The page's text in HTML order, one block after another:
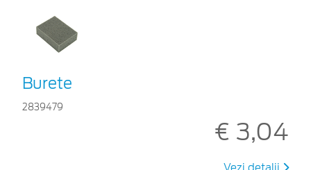
Burete
2839479
€ 3,04